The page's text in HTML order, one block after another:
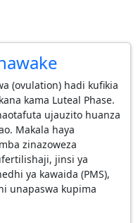
(ovulation) hadi kufikia
kama Luteal Phase.
ujauzito huanza
Makala haya
zinazoweza
jinsi ya
ya kawaida (PMS),
unapaswa kupima